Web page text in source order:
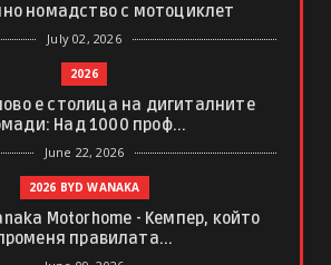
номадство с мотоциклет
July 02, 2026
2026
е столица на дигиталните
Над 1000 проф...
June 22, 2026
2026 BYD WANAKA
Motorhome - Кемпер, който
правилата...